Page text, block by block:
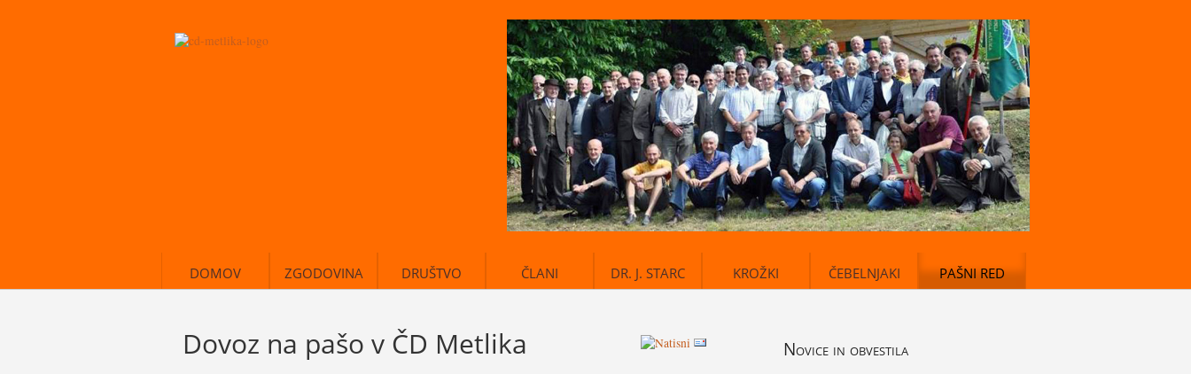
DOMOV ZGODOVINA DRUŠTVO ČLANI DR. J. STARC KROŽKI ČEBELNJAKI PAŠNI RED
Novice in obvestila
Dovoz na pašo v ČD Metlika